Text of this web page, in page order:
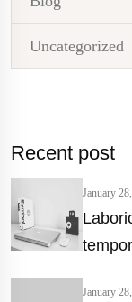
Uncategorized
Recent post
January
January